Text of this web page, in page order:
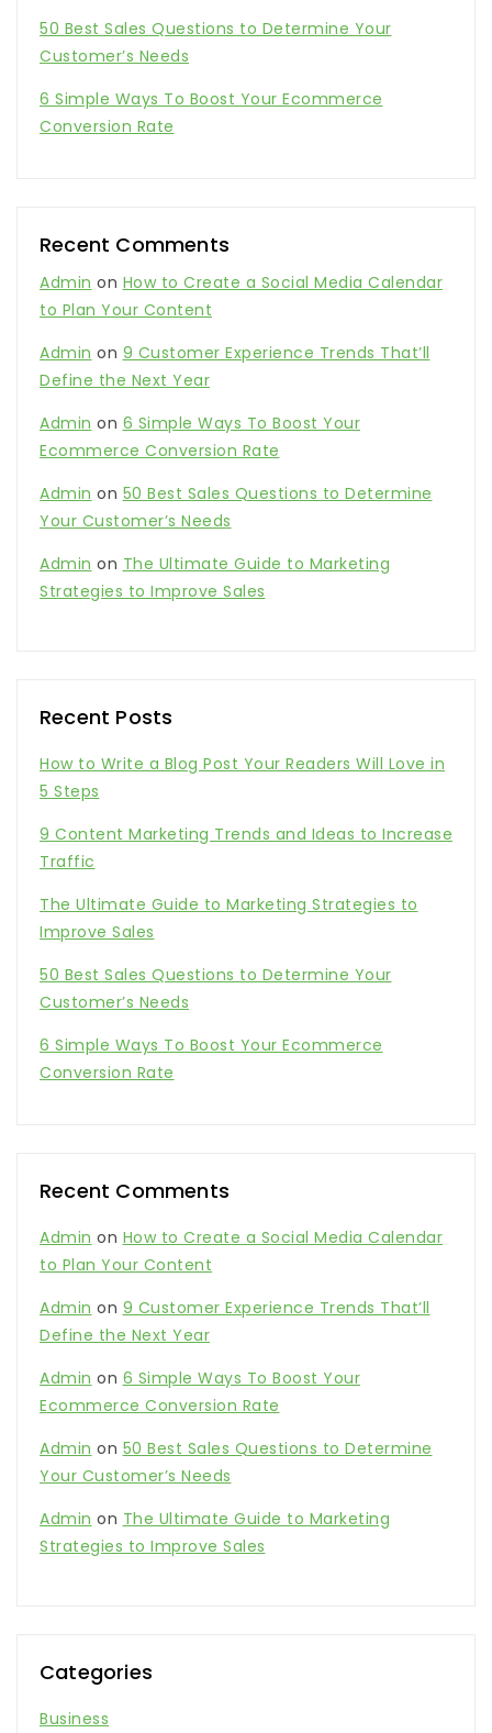
50 Best Sales Questions to Determine Your
Customer’s Needs
6 Simple Ways To Boost Your Ecommerce
Conversion Rate
Recent Comments
Admin on How to Create a Social Media Calendar
to Plan Your Content
Admin on 9 Customer Experience Trends That’ll
Define the Next Year
Admin on 6 Simple Ways To Boost Your
Ecommerce Conversion Rate
Admin on 50 Best Sales Questions to Determine
Your Customer’s Needs
Admin on The Ultimate Guide to Marketing
Strategies to Improve Sales
Recent Posts
How to Write a Blog Post Your Readers Will Love in
5 Steps
9 Content Marketing Trends and Ideas to Increase
Traffic
The Ultimate Guide to Marketing Strategies to
Improve Sales
50 Best Sales Questions to Determine Your
Customer’s Needs
6 Simple Ways To Boost Your Ecommerce
Conversion Rate
Recent Comments
Admin on How to Create a Social Media Calendar
to Plan Your Content
Admin on 9 Customer Experience Trends That’ll
Define the Next Year
Admin on 6 Simple Ways To Boost Your
Ecommerce Conversion Rate
Admin on 50 Best Sales Questions to Determine
Your Customer’s Needs
Admin on The Ultimate Guide to Marketing
Strategies to Improve Sales
Categories
Business